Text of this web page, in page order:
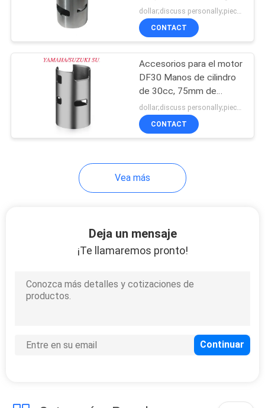
85F para motor fuera de
borda Hidea
dollar;discuss personally;piece MOQ:Negociación
CONTACT
Accesorios para el motor
DF30 Manos de cilindro
de 30cc, 75mm de
diámetro exterior
dollar;discuss personally;piece MOQ:Negociación
CONTACT
Vea más
Deja un mensaje
¡Te llamaremos pronto!